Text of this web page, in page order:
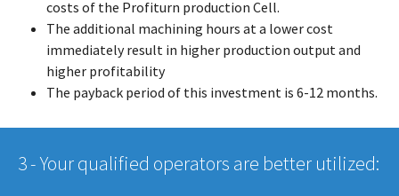
costs of the Profiturn production Cell.
The additional machining hours at a lower cost
immediately result in higher production output and
higher profitability
The payback period of this investment is 6-12 months.
3 - Your qualified operators are better utilized: